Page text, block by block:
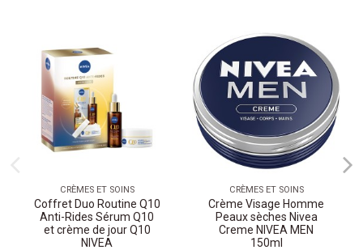
CRÈMES ET SOINS
Coffret Duo Routine Q10
Anti-Rides Sérum Q10
et crème de jour Q10
NIVEA
CRÈMES ET SOINS
Crème Visage Homme
Peaux sèches Nivea
Creme NIVEA MEN
150ml